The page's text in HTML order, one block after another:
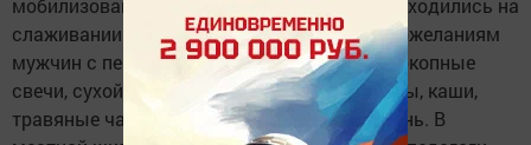
мобилизованным бойцам, когда они еще находились на
слаживании в Казань- ЭКСПО, а потом по пожеланиям
мужчин с передовой стали делать розжиг, окопные
свечи, сухой душ, плести сети, готовить супы, каши,
травяные чаи. Чем и занимаются по сей день. В